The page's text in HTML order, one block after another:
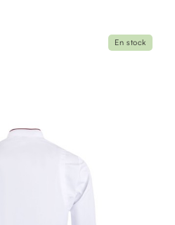
En stock